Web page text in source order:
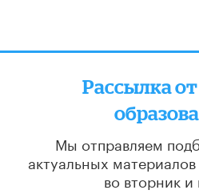
Рассылка
Мы отправляем
актуальных материалов
во вторник и